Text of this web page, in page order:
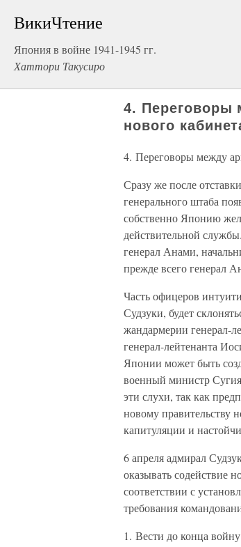
ВикиЧтение
Япония в войне 1941-1945 гг.
Хаттори Такусиро
4.
нового
4. Переговоры между
Сразу же после
генерального штаба
собственно Японию
действительной
генерал Анами,
прежде всего генерал
Часть офицеров
Судзуки, будет
жандармерии генерал-
генерал-лейтенанта
Японии может быть
военный министр
эти слухи, так как
новому правительству
капитуляции и
6 апреля адмирал
оказывать содействие
соответствии с
требования
1. Вести до конца